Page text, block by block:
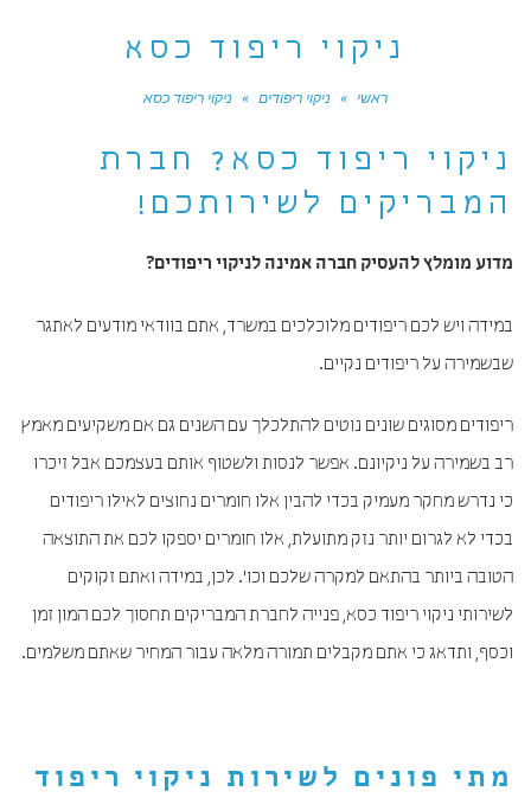
ניקוי ריפוד כסא
ראשי » ניקוי ריפודים » ניקוי ריפוד כסא
ניקוי ריפוד כסא? חברת
המבריקים לשירותכם!
מדוע מומלץ להעסיק חברה אמינה לניקוי ריפודים?
במידה ויש לכם ריפודים מלוכלכים במשרד, אתם בוודאי מודעים לאתגר
שבשמירה על ריפודים נקיים.
ריפודים מסוגים שונים נוטים להתלכלך עם השנים גם אם משקיעים מאמץ
רב בשמירה על ניקיונם. אפשר לנסות ולשטוף אותם בעצמכם אבל זיכרו
כי נדרש מחקר מעמיק בכדי להבין אלו חומרים נחוצים לאילו ריפודים
בכדי לא לגרום יותר נזק מתועלת, אלו חומרים יספקו לכם את התוצאה
הטובה ביותר בהתאם למקרה שלכם וכו'. לכן, במידה ואתם זקוקים
לשירותי ניקוי ריפוד כסא, פנייה לחברת המבריקים תחסוך לכם המון זמן
וכסף, ותדאג כי אתם מקבלים תמורה מלאה עבור המחיר שאתם משלמים.
מתי פונים לשירות ניקוי ריפוד